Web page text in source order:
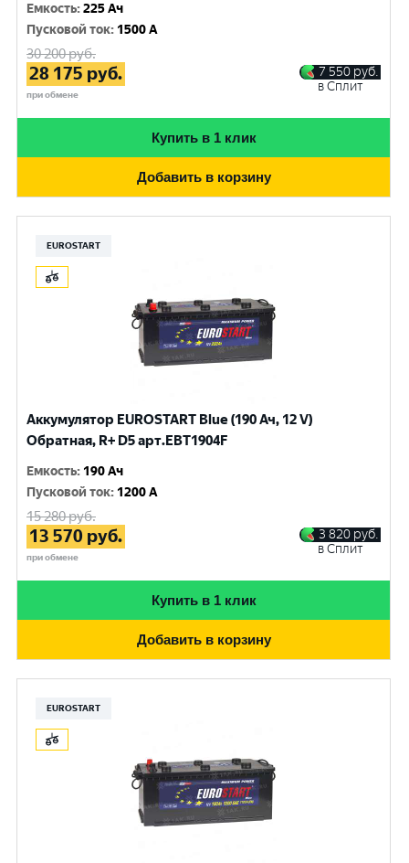
Емкость:225 Ач
Пусковой ток: 1500 A
30 200руб.
28 175 руб.
при обмене
7 550 руб.
в Сплит
Купить в 1 клик
Добавить в корзину
EUROSTART
Аккумулятор EUROSTART Blue (190 Ач, 12 V)
Обратная, R+ D5 арт.EBT1904F
Емкость: 190 Ач
Пусковой ток: 1200 A
15 280руб.
13 570 руб.
при обмене
3 820 руб.
в Сплит
Купить в 1 клик
Добавить в корзину
EUROSTART